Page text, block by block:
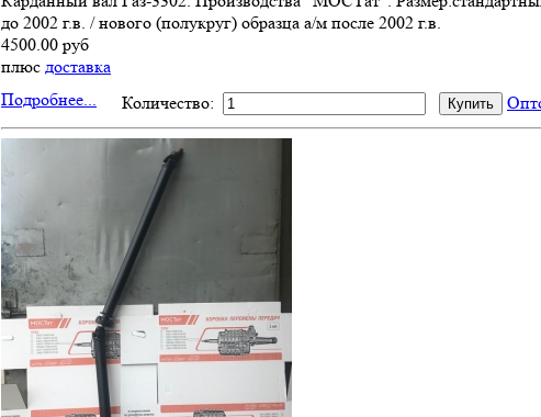
до 2002 г.в. / нового (полукруг) образца а/м после 2002 г.в.
4500.00 руб
плюс доставка
Подробнее...
Количество: